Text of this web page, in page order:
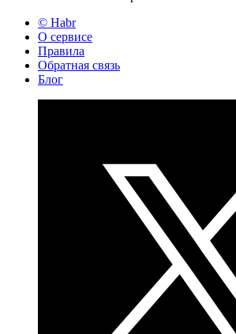
© Habr
О сервисе
Правила
Обратная связь
Блог